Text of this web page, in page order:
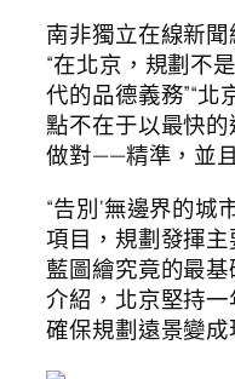
南非獨立在線新
“在北京，規劃不
代的品德義務”“
點不在于以最快
做對——精準，並
“告別‘無邊界的城
項目，規劃發揮
藍圖繪究竟的最
介紹，北京堅持一
確保規劃遠景變成